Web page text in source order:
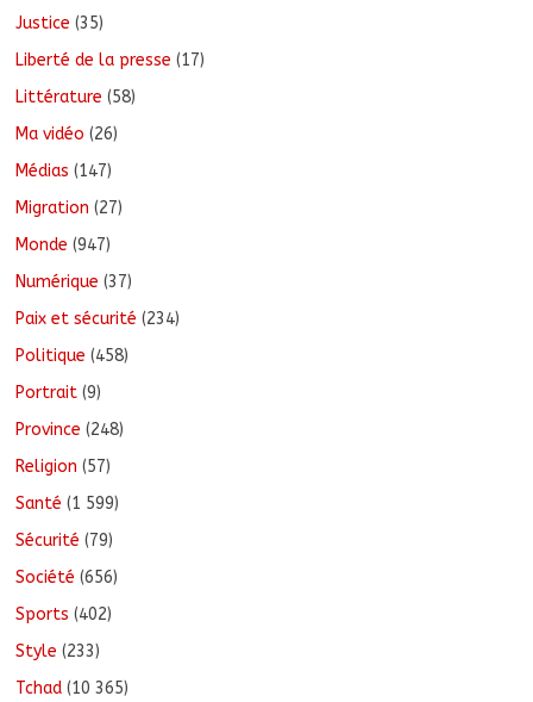
Justice (35)
Liberté de la presse (17)
Littérature (58)
Ma vidéo (26)
Médias (147)
Migration (27)
Monde (947)
Numérique (37)
Paix et sécurité (234)
Politique (458)
Portrait (9)
Province (248)
Religion (57)
Santé (1 599)
Sécurité (79)
Société (656)
Sports (402)
Style (233)
Tchad (10 365)